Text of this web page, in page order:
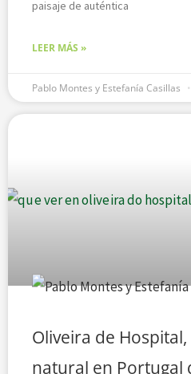
paisaje de auténtica
LEER MÁS »
Pablo Montes y Estefanía Casillas
Oliveira de
natural en Portugal